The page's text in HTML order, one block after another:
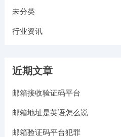
未分类
行业资讯
近期文章
邮箱接收验证码平台
邮箱地址是英语怎么说
邮箱验证码平台犯罪